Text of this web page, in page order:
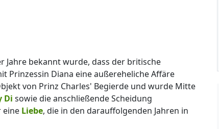
Jahre bekannt wurde, dass der britische
Prinzessin Diana eine außereheliche Affäre
von Prinz Charles' Begierde und wurde Mitte
Di sowie die anschließende Scheidung
eine Liebe, die in den darauffolgenden Jahren in